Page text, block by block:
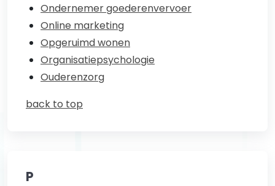
Ondernemer goederenvervoer
Online marketing
Opgeruimd wonen
Organisatiepsychologie
Ouderenzorg
back to top
P